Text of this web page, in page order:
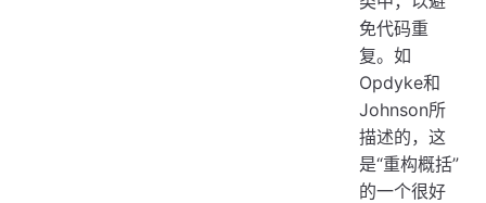
免代码重
复。如
Opdyke和
Johnson所
描述的，这
是“重构概括”
的一个很好